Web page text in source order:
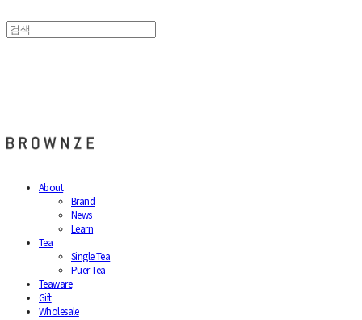
About
Brand
News
Learn
Tea
Single Tea
Puer Tea
Teaware
Gift
Wholesale